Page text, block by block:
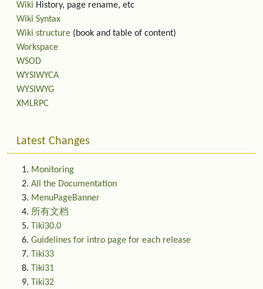
Wiki History, page rename, etc
Wiki Syntax
Wiki structure (book and table of content)
Workspace
WSOD
WYSIWYCA
WYSIWYG
XMLRPC
Latest Changes
Monitoring
All the Documentation
MenuPageBanner
所有文档
Tiki30.0
Guidelines for intro page for each release
Tiki33
Tiki31
Tiki32